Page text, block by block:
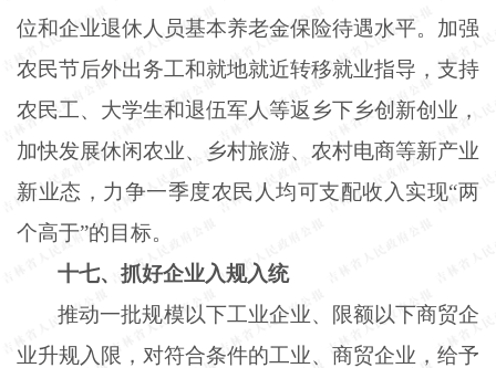
位和企业退休人员基本养老金保险待遇水平。加强
农民节后外出务工和就地就近转移就业指导，支持
农民工、大学生和退伍军人等返乡下乡创新创业，
加快发展休闲农业、乡村旅游、农村电商等新产业
新业态，力争一季度农民人均可支配收入实现“两
个高于”的目标。
十七、抓好企业入规入统
推动一批规模以下工业企业、限额以下商贸企
业升规入限，对符合条件的工业、商贸企业，给予